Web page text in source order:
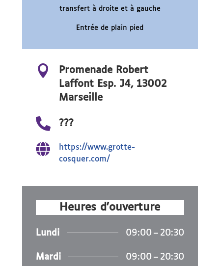
transfert à droite et à gauche
Entrée de plain pied

Promenade Robert
Laffont Esp. J4, 13002
Marseille
 ???

https://www.grotte-
cosquer.com/
Heures d'ouverture
Lundi 09:00 – 20:30
Mardi 09:00 – 20:30